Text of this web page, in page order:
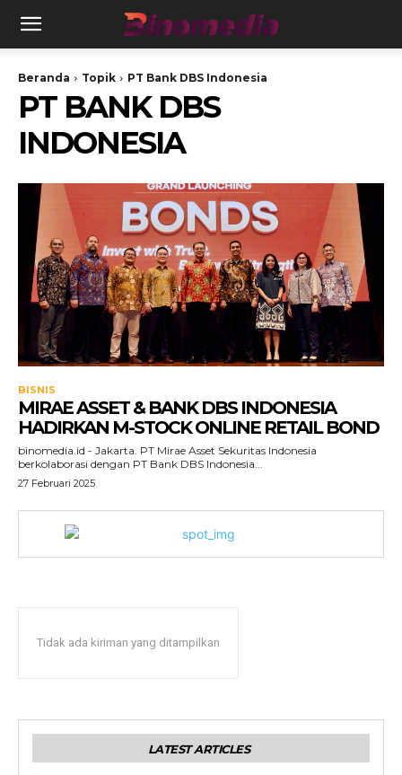
Beranda Topik PT Bank DBS Indonesia
PT BANK DBS
INDONESIA
BISNIS
MIRAE ASSET & BANK DBS INDONESIA
HADIRKAN M-STOCK ONLINE RETAIL BOND
binomedia.id - Jakarta. PT Mirae Asset Sekuritas Indonesia
berkolaborasi dengan PT Bank DBS Indonesia...
27 Februari 2025
Tidak ada kiriman yang ditampilkan
LATEST ARTICLES